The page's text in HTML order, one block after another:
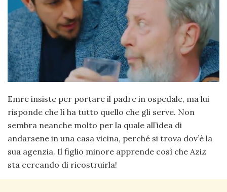
Emre insiste per portare il padre in ospedale, ma lui
risponde che lì ha tutto quello che gli serve. Non
sembra neanche molto per la quale all’idea di
andarsene in una casa vicina, perché si trova dov’è la
sua agenzia. Il figlio minore apprende così che Aziz
sta cercando di ricostruirla!